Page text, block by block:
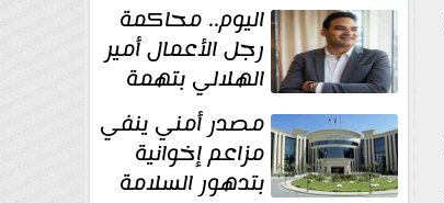
اليوم.. محاكمة
رجل الأعمال أمير
الهلالي بتهمة
غسل الأموال
مصدر أمني ينفي
مزاعم إخوانية
بتدهور السلامة